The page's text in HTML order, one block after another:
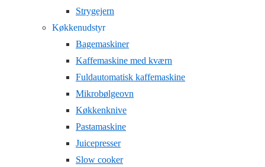
Strygejern
Køkkenudstyr
Bagemaskiner
Kaffemaskine med kværn
Fuldautomatisk kaffemaskine
Mikrobølgeovn
Køkkenknive
Pastamaskine
Juicepresser
Slow cooker